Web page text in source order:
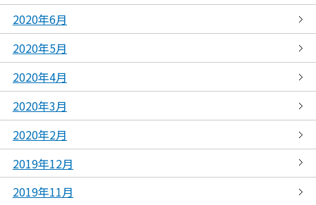
2020年6月
2020年5月
2020年4月
2020年3月
2020年2月
2019年12月
2019年11月